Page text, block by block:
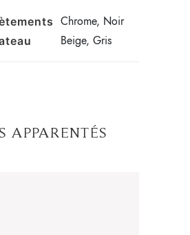
Chrome, Noir
Beige, Gris
APPARENTÉS